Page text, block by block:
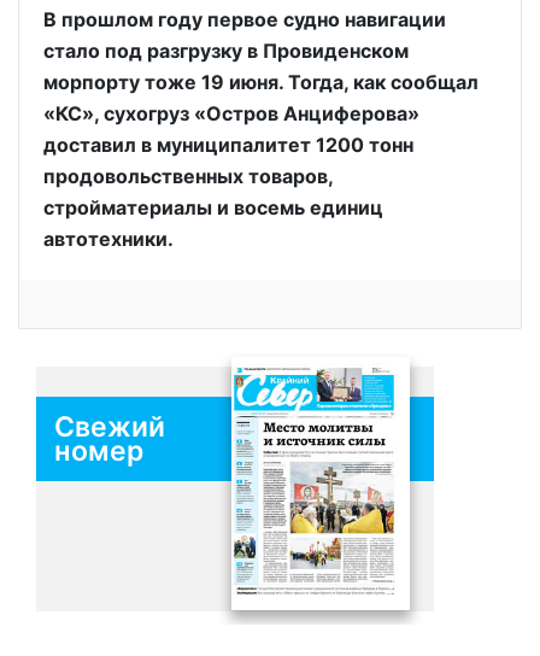
В прошлом году первое судно навигации
стало под разгрузку в Провиденском
морпорту тоже 19 июня. Тогда, как сообщал
«КС», сухогруз «Остров Анциферова»
доставил в муниципалитет 1200 тонн
продовольственных товаров,
стройматериалы и восемь единиц
автотехники.
Свежий
номер